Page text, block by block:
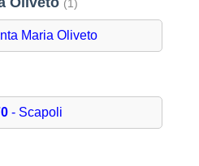
(1)
Maria Oliveto
- Scapoli